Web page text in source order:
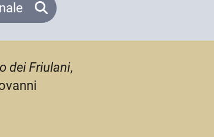
dei Friulani,